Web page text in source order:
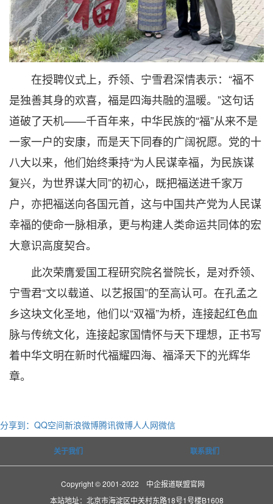
在授聘仪式上，乔领、宁雪君深情表示：“福不
是独善其身的欢喜，福是四海共融的温暖。”这句话
道破了天机——千百年来，中华民族的“福”从来不是
一家一户的安康，而是天下同春的广阔祝愿。党的十
八大以来，他们始终秉持“为人民谋幸福，为民族谋
复兴，为世界谋大同”的初心，既把福送进千家万
户，亦把福送向各国元首，这与中国共产党为人民谋
幸福的使命一脉相承，更与构建人类命运共同体的宏
大意识高度契合。
此次荣膺爱国工程研究院名誉院长，是对乔领、
宁雪君“文以载道、以艺报国”的至高认可。在孔孟之
乡这块文化圣地，他们以“双福”为桥，连接起红色血
脉与传统文化，连接起家国情怀与天下理想，正书写
着中华文明在新时代福耀四海、福泽天下的光辉华
章。
分享到： QQ空间新浪微博腾讯微博人人网微信
关于我们 联系我们
Copyright © 2001-2022 中企报道联盟官网
本站地址：北京市海淀区中关村东路18号1号楼B1608